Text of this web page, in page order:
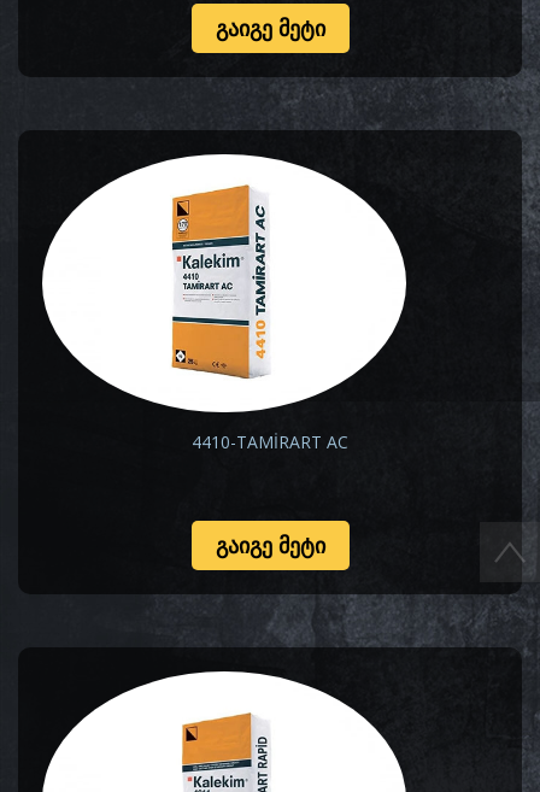
ᲒᲐᲘᲒᲔ ᲛᲔᲢᲘ
4410-TAMİRART AC
ᲒᲐᲘᲒᲔ ᲛᲔᲢᲘ